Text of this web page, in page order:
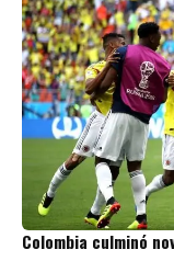
Colombia culminó